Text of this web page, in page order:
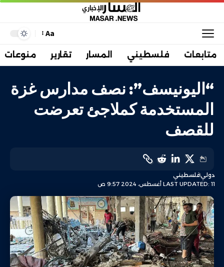
Aa
متابعات فلسطيني المسار تقارير منوعات
“اليونيسف”: نصف مدارس غزة
المستخدمة كملاجئ تعرضت
للقصف
LAST UPDATED: 11 أغسطس، 2024 9:57 ص
دوليفلسطيني